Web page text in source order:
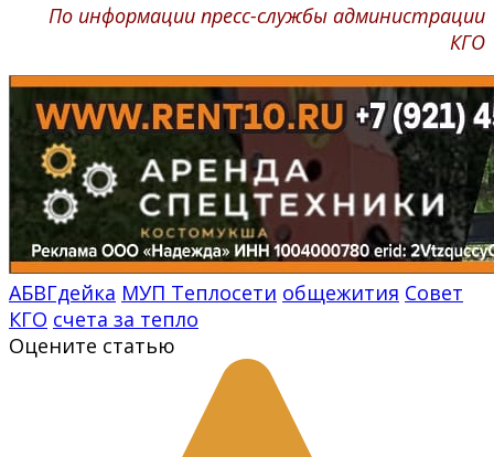
По информации пресс-службы администрации
КГО
АБВГдейка МУП Теплосети общежития Совет
КГО счета за тепло
Оцените статью